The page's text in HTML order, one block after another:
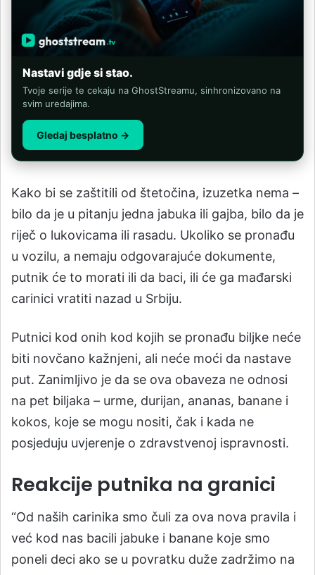
Nastavi gdje si stao.
Tvoje serije te cekaju na GhostStreamu, sinhronizovano na
svim uredajima.
Gledaj besplatno →
Kako bi se zaštitili od štetočina, izuzetka nema –
bilo da je u pitanju jedna jabuka ili gajba, bilo da je
riječ o lukovicama ili rasadu. Ukoliko se pronađu
u vozilu, a nemaju odgovarajuće dokumente,
putnik će to morati ili da baci, ili će ga mađarski
carinici vratiti nazad u Srbiju.
Putnici kod onih kod kojih se pronađu biljke neće
biti novčano kažnjeni, ali neće moći da nastave
put. Zanimljivo je da se ova obaveza ne odnosi
na pet biljaka – urme, durijan, ananas, banane i
kokos, koje se mogu nositi, čak i kada ne
posjeduju uvjerenje o zdravstvenoj ispravnosti.
Reakcije putnika na granici
“Od naših carinika smo čuli za ova nova pravila i
već kod nas bacili jabuke i banane koje smo
poneli deci ako se u povratku duže zadržimo na